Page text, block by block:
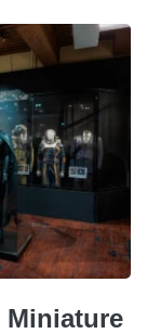
Miniature